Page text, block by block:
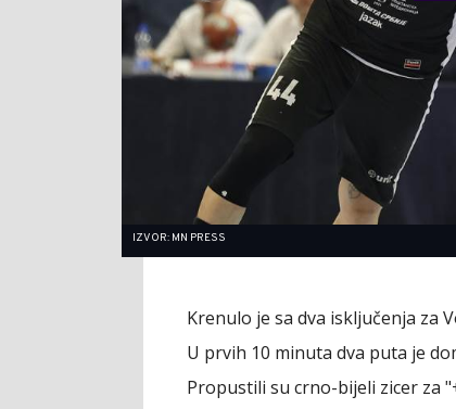
IZVOR: MN PRESS
Krenulo je sa dva isključenja za
U prvih 10 minuta dva puta je
Propustili su crno-bijeli zicer za